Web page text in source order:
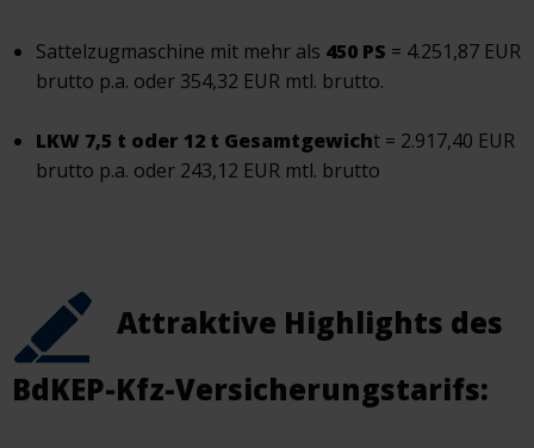
Sattelzugmaschine mit mehr als 450 PS = 4.251,87 EUR
brutto p.a. oder 354,32 EUR mtl. brutto.
LKW 7,5 t oder 12 t Gesamtgewicht = 2.917,40 EUR
brutto p.a. oder 243,12 EUR mtl. brutto
Attraktive Highlights des
BdKEP-Kfz-Versicherungstarifs: